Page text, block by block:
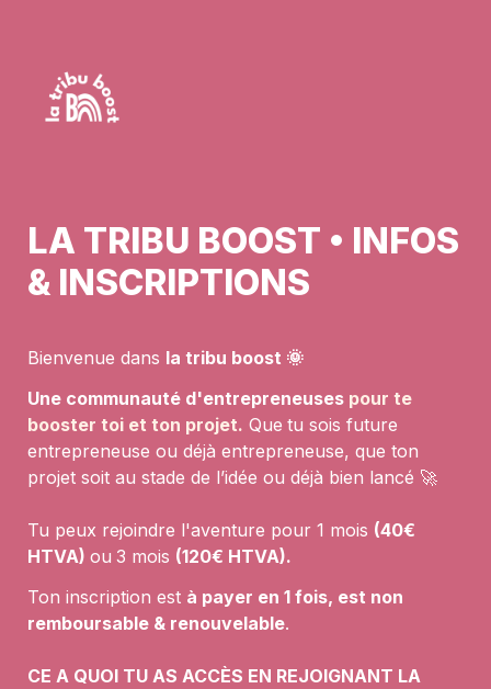
LA TRIBU BOOST • INFOS
& INSCRIPTIONS
Bienvenue dans la tribu boost 🌞
Une communauté d'entrepreneuses pour te
booster toi et ton projet. Que tu sois future
entrepreneuse ou déjà entrepreneuse, que ton
projet soit au stade de l’idée ou déjà bien lancé 🚀
Tu peux rejoindre l'aventure pour 1 mois (40€
HTVA) ou 3 mois (120€ HTVA).
Ton inscription est à payer en 1 fois, est non
remboursable & renouvelable.
CE A QUOI TU AS ACCÈS EN REJOIGNANT LA